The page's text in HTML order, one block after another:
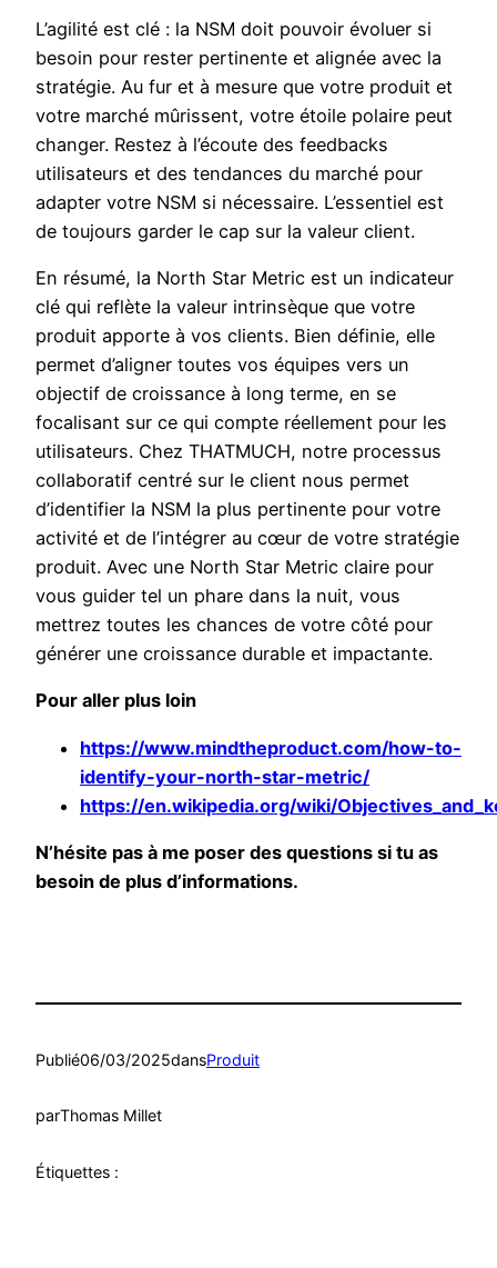
L’agilité est clé : la NSM doit pouvoir évoluer si
besoin pour rester pertinente et alignée avec la
stratégie. Au fur et à mesure que votre produit et
votre marché mûrissent, votre étoile polaire peut
changer. Restez à l’écoute des feedbacks
utilisateurs et des tendances du marché pour
adapter votre NSM si nécessaire. L’essentiel est
de toujours garder le cap sur la valeur client.
En résumé, la North Star Metric est un indicateur
clé qui reflète la valeur intrinsèque que votre
produit apporte à vos clients. Bien définie, elle
permet d’aligner toutes vos équipes vers un
objectif de croissance à long terme, en se
focalisant sur ce qui compte réellement pour les
utilisateurs. Chez THATMUCH, notre processus
collaboratif centré sur le client nous permet
d’identifier la NSM la plus pertinente pour votre
activité et de l’intégrer au cœur de votre stratégie
produit. Avec une North Star Metric claire pour
vous guider tel un phare dans la nuit, vous
mettrez toutes les chances de votre côté pour
générer une croissance durable et impactante.
Pour aller plus loin
https://www.mindtheproduct.com/how-to-
identify-your-north-star-metric/
https://en.wikipedia.org/wiki/
N’hésite pas à me poser des questions si tu as
besoin de plus d’informations.
Publié06/03/2025dansProduit
parThomas Millet
Étiquettes :